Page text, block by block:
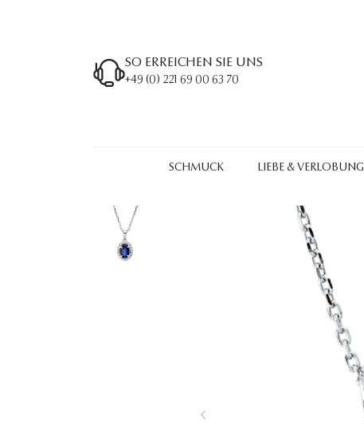
SO ERREICHEN SIE UNS
+49 (0) 221 69 00 63 70
SCHMUCK LIEBE & VERLOBUNG